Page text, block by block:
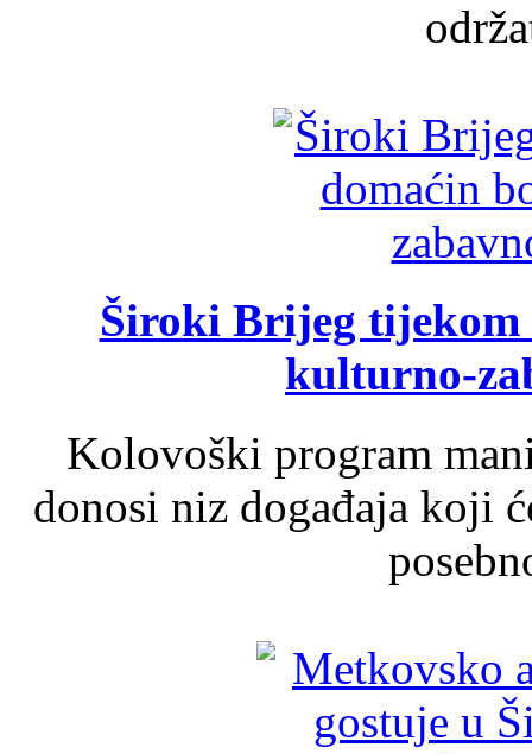
Široki Brijeg tijekom
kulturno-
Kolovoški program
donosi niz događaja koji